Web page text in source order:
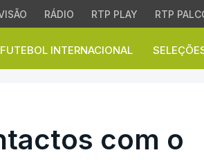
RÁDIO RTP PLAY RTP
FUTEBOL INTERNACIONAL
com o Real
com o